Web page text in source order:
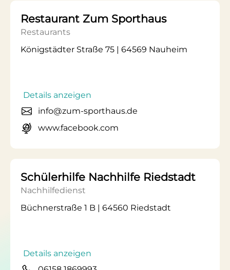
Restaurant Zum Sporthaus
Restaurants
Königstädter Straße 75 | 64569 Nauheim
Details anzeigen
info@zum-sporthaus.de
www.facebook.com
Schülerhilfe Nachhilfe Riedstadt
Nachhilfedienst
Büchnerstraße 1 B | 64560 Riedstadt
Details anzeigen